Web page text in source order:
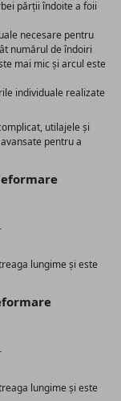
părții îndoite a foii
necesare pentru
numărul de îndoiri
mai mic și arcul este
individuale realizate
utilajele și
pentru a
lungime și este
lungime și este